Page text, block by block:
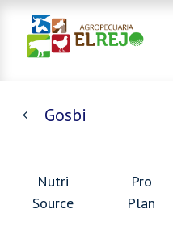
Gosbi
Nutri
Source
Pro
Plan